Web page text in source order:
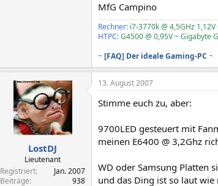
MfG Campino
Rechner: i7-3770k @ 4,5GHz
HTPC:G4500 @ 0,95V ~ Gigabyte
~[FAQ] Der ideale Gaming-PC ~
LostDJ
Lieutenant
Registriert
Jan. 2007
Beiträge
938
13. August 2007
Stimme euch zu, aber:
9700LED gesteuert mit
meinen E6400 @ 3,2Ghz
WD oder Samsung Platten
und das Ding ist so laut